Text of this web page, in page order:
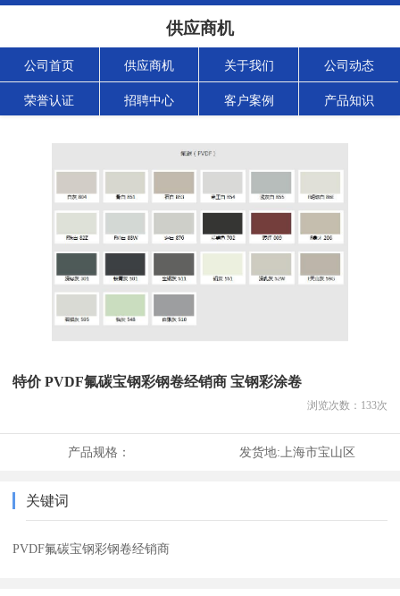
供应商机
公司首页 供应商机 关于我们 公司动态
荣誉认证 招聘中心 客户案例 产品知识
特价 PVDF氟碳宝钢彩钢卷经销商 宝钢彩涂卷
浏览次数： 133次
产品规格： 发货地: 上海市宝山区
关键词
PVDF氟碳宝钢彩钢卷经销商